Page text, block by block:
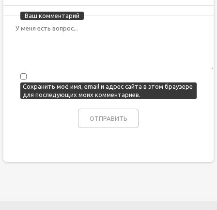
Ваш комментарий
Сохранить моё имя, email и адрес сайта в этом браузере
для последующих моих комментариев.